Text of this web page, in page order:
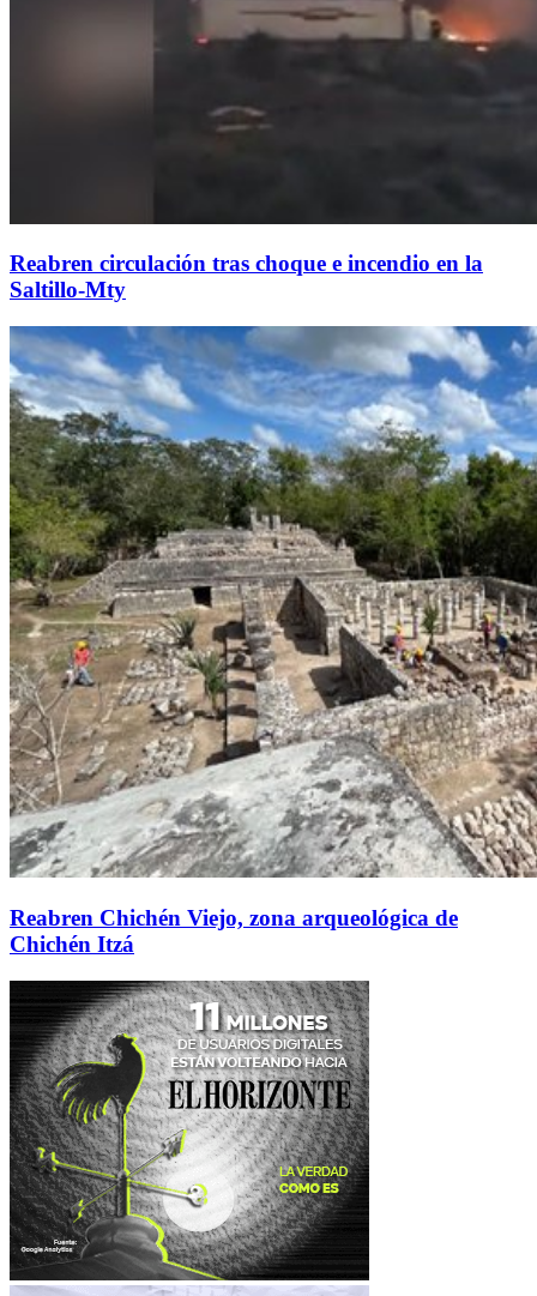
Reabren circulación tras choque e incendio en la
Saltillo-Mty
Reabren Chichén Viejo, zona arqueológica de
Chichén Itzá